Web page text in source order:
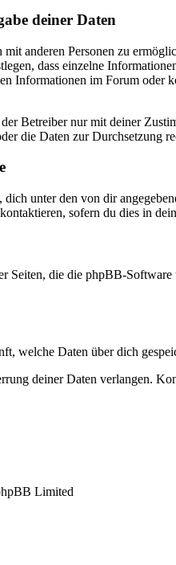
deiner Daten
mit anderen Personen zu
dass einzelne
Informationen im Forum
Betreiber nur mit deiner
die Daten zur Durchsetzung
dich unter den von dir
sofern du dies in
Seiten, die die phpBB-
welche Daten über dich
deiner Daten verlangen.
Limited